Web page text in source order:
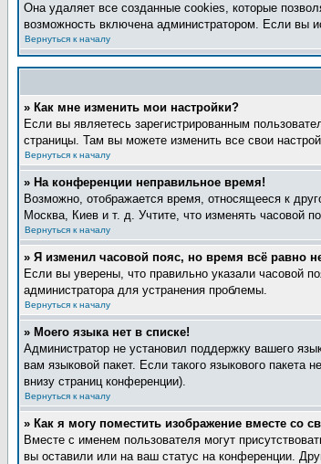
Она удаляет все созданные cookies, которые
возможность включена администратором. Если вы
Вернуться к началу
» Как мне изменить мои настройки?
Если вы являетесь зарегистрированным
страницы. Там вы можете изменить все свои
Вернуться к началу
» На конференции неправильное время!
Возможно, отображается время, относящееся к
Москва, Киев и т. д. Учтите, что изменять часовой
Вернуться к началу
» Я изменил часовой пояс, но время всё равно
Если вы уверены, что правильно указали часовой
администратора для устранения проблемы.
Вернуться к началу
» Моего языка нет в списке!
Администратор не установил поддержку вашего
вам языковой пакет. Если такого языкового
внизу страниц конференции).
Вернуться к началу
» Как я могу поместить изображение вместе со
Вместе с именем пользователя могут
вы оставили или на ваш статус на конференции.